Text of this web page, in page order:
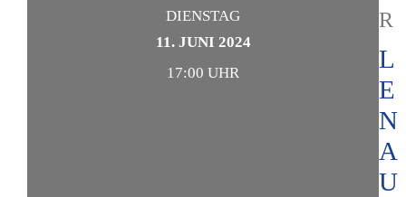
DIENSTAG
11. JUNI 2024
17:00 UHR
L
E
N
A
U
R